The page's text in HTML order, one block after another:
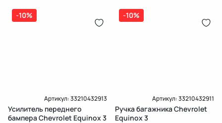
-10%
Артикул:33210432913
Усилитель переднего
бампера Chevrolet Equinox 3
-10%
Артикул:33210432911
Ручка багажника Chevrolet
Equinox 3